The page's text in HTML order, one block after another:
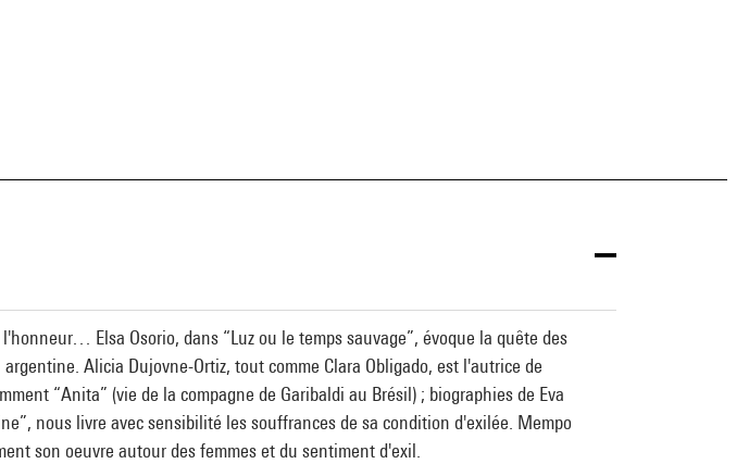
Elsa Osorio, dans “Luz ou le temps sauvage”, évoque la quête des
Alicia Dujovne-Ortiz, tout comme Clara Obligado, est l'autrice de
“Anita” (vie de la compagne de Garibaldi au Brésil) ; biographies de Eva
nous livre avec sensibilité les souffrances de sa condition d'exilée. Mempo
son oeuvre autour des femmes et du sentiment d'exil.